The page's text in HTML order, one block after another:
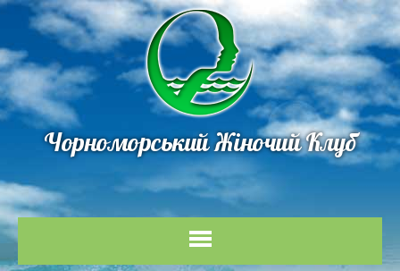
Чорноморський Жіночий Клуб